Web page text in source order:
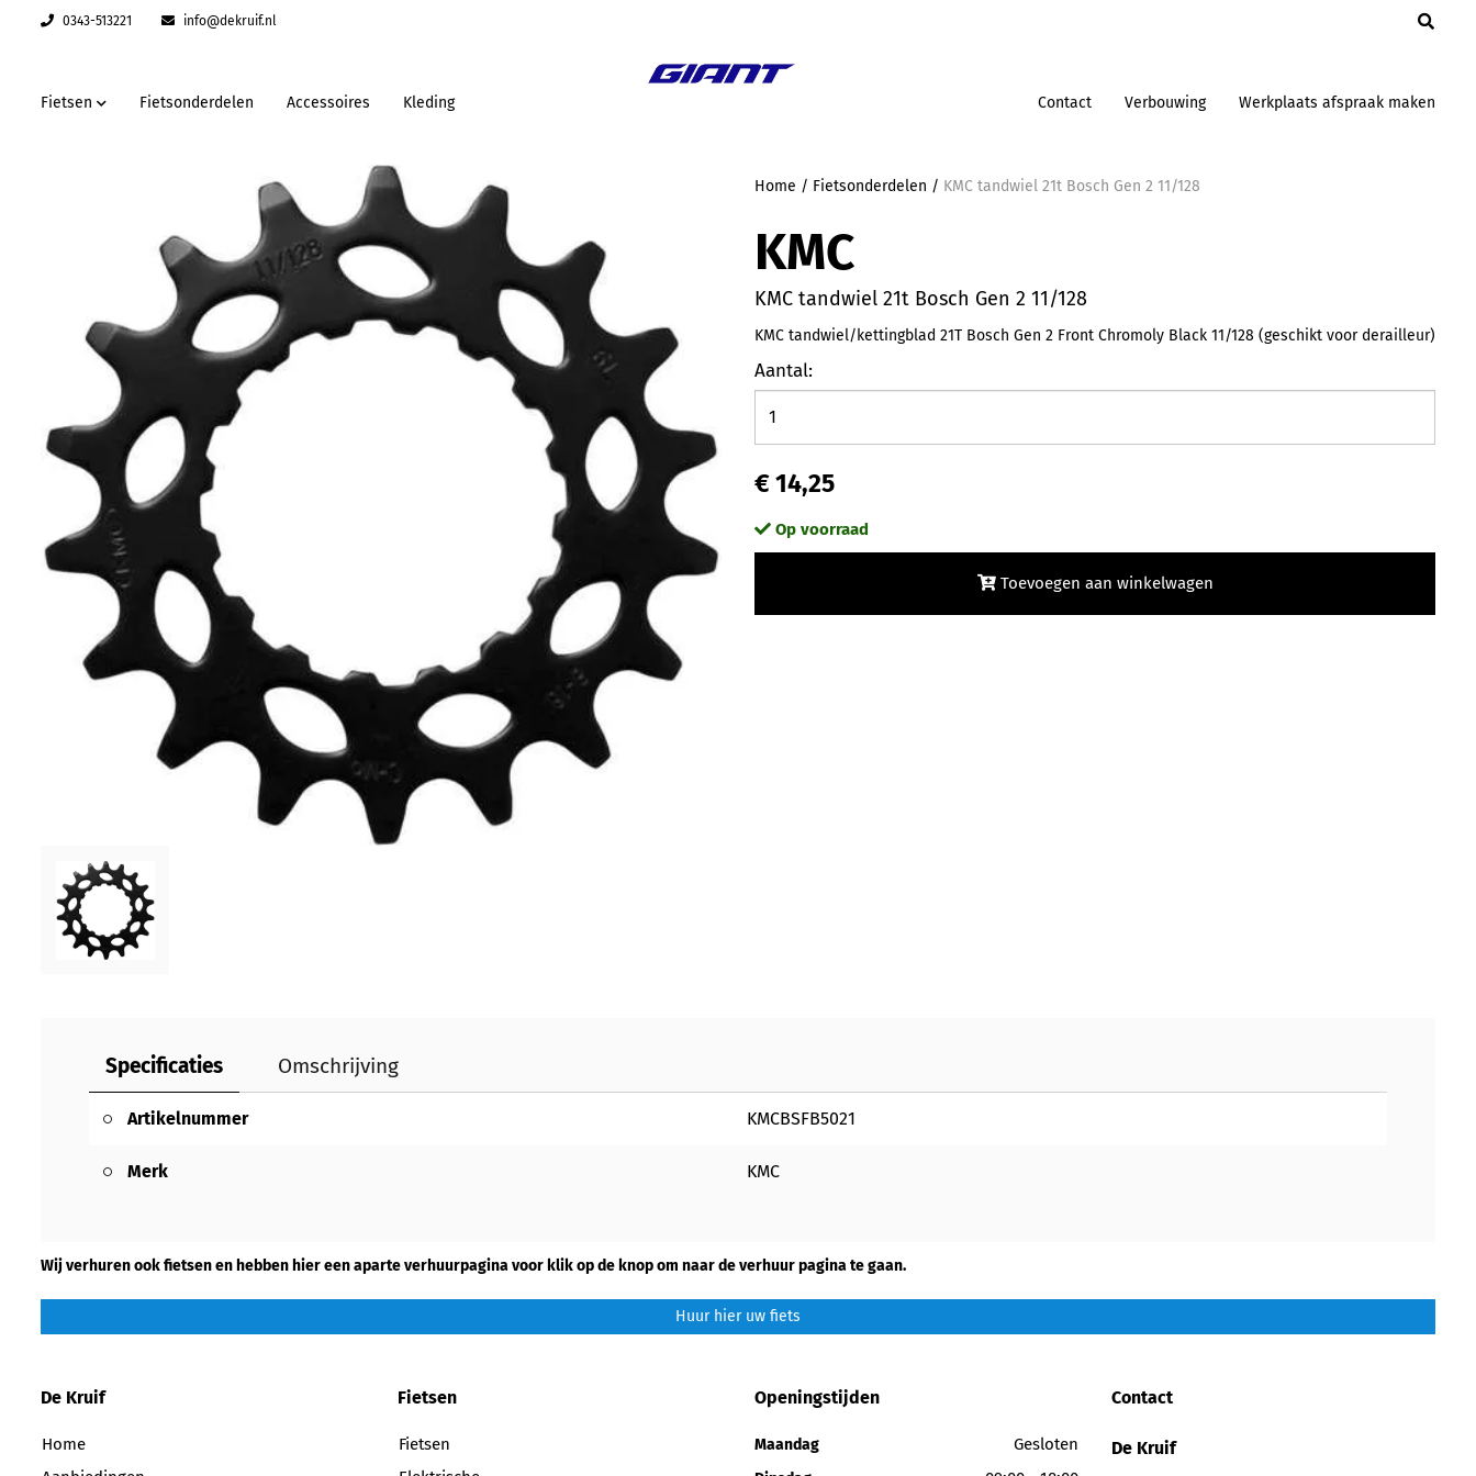
0343-513221 info@dekruif.nl
Fietsen Fietsonderdelen Accessoires Kleding Contact Verbouwing Werkplaats afspraak maken
Home / Fietsonderdelen / KMC tandwiel 21t Bosch Gen 2 11/128
KMC
KMC tandwiel 21t Bosch Gen 2 11/128
KMC tandwiel/kettingblad 21T Bosch Gen 2 Front Chromoly Black 11/128 (geschikt voor derailleur)
Aantal:
€ 14,25
Op voorraad
Toevoegen aan winkelwagen
Specificaties Omschrijving
Artikelnummer KMCBSFB5021
Merk KMC
Wij verhuren ook fietsen en hebben hier een aparte verhuurpagina voor klik op de knop om naar de verhuur pagina te gaan.
Huur hier uw fiets
De Kruif
Home
Fietsen
Fietsen
Openingstijden
Maandag Gesloten
Contact
De Kruif